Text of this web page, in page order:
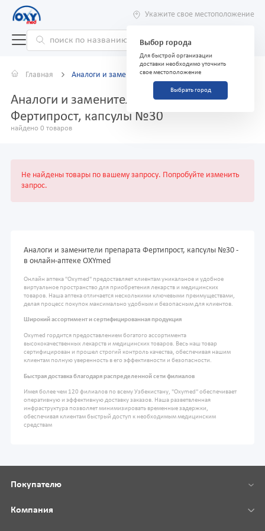
Укажите свое местоположение
Выбор города
Для быстрой организации
доставки необходимо уточнить
свое местоположение
Выбрать город
Главная Аналоги и заменители
Аналоги и заменители препарата
Фертипрост, капсулы №30
найдено 0 товаров
Не найдены товары по вашему запросу. Попробуйте изменить
запрос.
Аналоги и заменители препарата Фертипрост, капсулы №30 -
в онлайн-аптеке OXYmed
Онлайн аптека "Oxymed" предоставляет клиентам уникальное и удобное
виртуальное пространство для приобретения лекарств и медицинских
товаров. Наша аптека отличается несколькими ключевыми преимуществами,
делая процесс покупок максимально удобным и безопасным для клиентов.
Широкий ассортимент и сертифицированная продукция
Oxymed гордится предоставлением богатого ассортимента
высококачественных лекарств и медицинских товаров. Весь наш товар
сертифицирован и прошел строгий контроль качества, обеспечивая нашим
клиентам полную уверенность в его эффективности и безопасности.
Быстрая доставка благодаря распределенной сети филиалов
Имея более чем 120 филиалов по всему Узбекистану, "Oxymed" обеспечивает
оперативную и эффективную доставку заказов. Наша разветвленная
инфраструктура позволяет минимизировать временные задержки,
обеспечивая клиентам быстрый доступ к необходимым медицинским
средствам
Покупателю
Компания